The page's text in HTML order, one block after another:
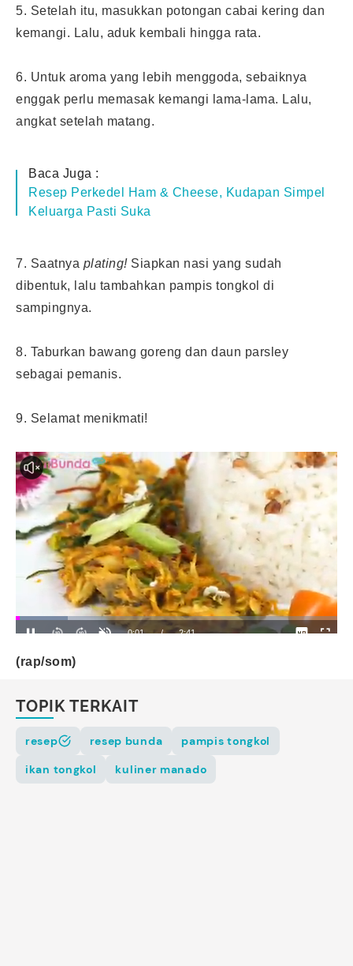
5. Setelah itu, masukkan potongan cabai kering dan
kemangi. Lalu, aduk kembali hingga rata.
6. Untuk aroma yang lebih menggoda, sebaiknya
enggak perlu memasak kemangi lama-lama. Lalu,
angkat setelah matang.
Baca Juga :
Resep Perkedel Ham & Cheese, Kudapan Simpel
Keluarga Pasti Suka
7. Saatnya plating!Siapkan nasi yang sudah
dibentuk, lalu tambahkan pampis tongkol di
sampingnya.
8. Taburkan bawang goreng dan daun parsley
sebagai pemanis.
9. Selamat menikmati!
(rap/som)
TOPIK TERKAIT
resep resep bunda
pampis tongkol
ikan tongkol
kuliner manado